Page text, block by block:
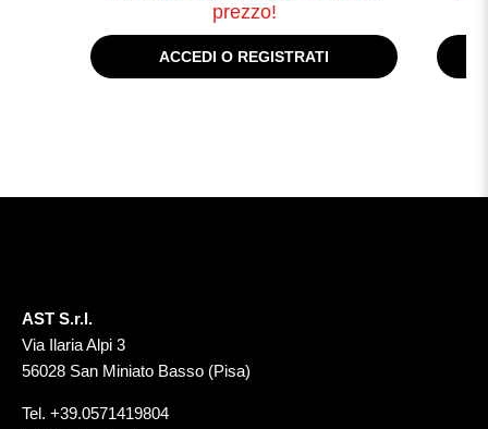
prezzo!
ACCEDI O REGISTRATI
AST S.r.l.
Via Ilaria Alpi 3
56028 San Miniato Basso (Pisa)
Tel. +39.0571419804